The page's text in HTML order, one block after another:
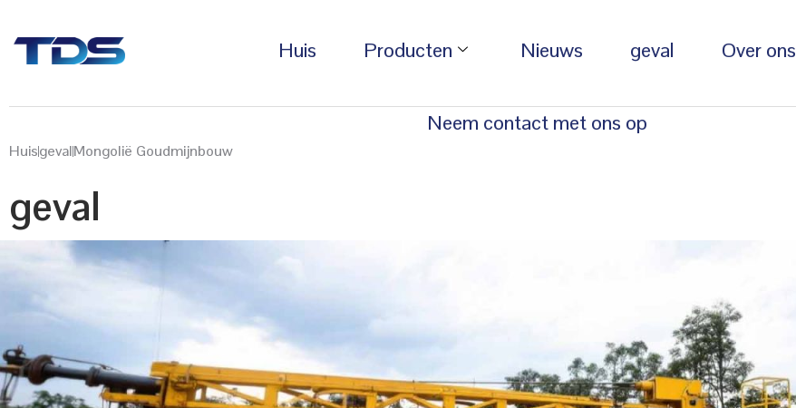
Huis Producten Nieuws geval Over ons
Neem contact met ons op
HuisgevalMongolië Goudmijnbouw
geval